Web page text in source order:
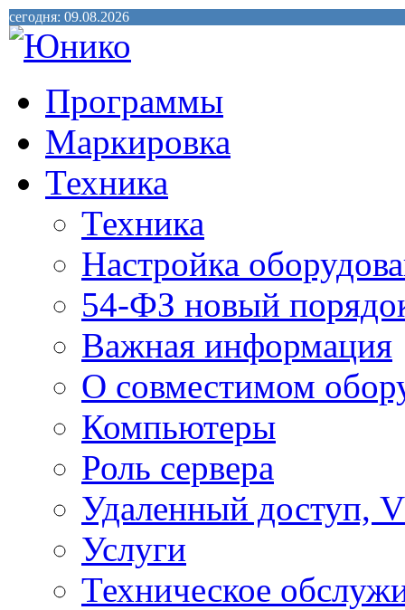
сегодня: 09.08.2026
Программы
Маркировка
Техника
Техника
Настройка
54-ФЗ новый
Важная информация
О совместимом
Компьютеры
Роль сервера
Удаленный доступ,
Услуги
Техническое